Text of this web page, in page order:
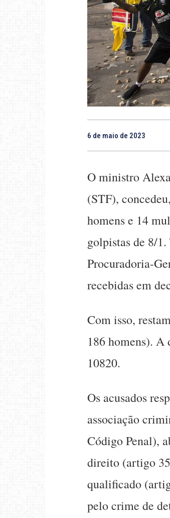
6 de maio de 2023
O ministro
(STF),
homens e 14
golpistas de 8/
Procuradoria-
recebidas em
Com isso,
186 homens). A
10820.
Os acusados
associação
Código Penal),
direito (artigo
qualificado
pelo crime de